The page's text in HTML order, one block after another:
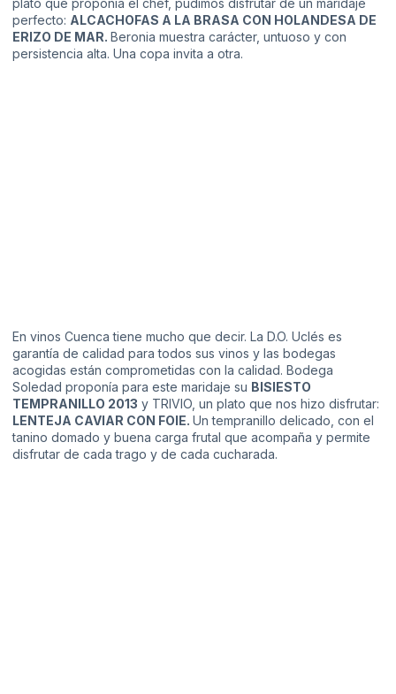
plato que proponía el chef, pudimos disfrutar de un maridaje
perfecto: ALCACHOFAS A LA BRASA CON HOLANDESA DE
ERIZO DE MAR. Beronia muestra carácter, untuoso y con
persistencia alta. Una copa invita a otra.
En vinos Cuenca tiene mucho que decir. La D.O. Uclés es
garantía de calidad para todos sus vinos y las bodegas
acogidas están comprometidas con la calidad. Bodega
Soledad proponía para este maridaje su BISIESTO
TEMPRANILLO 2013 y TRIVIO, un plato que nos hizo disfrutar:
LENTEJA CAVIAR CON FOIE. Un tempranillo delicado, con el
tanino domado y buena carga frutal que acompaña y permite
disfrutar de cada trago y de cada cucharada.